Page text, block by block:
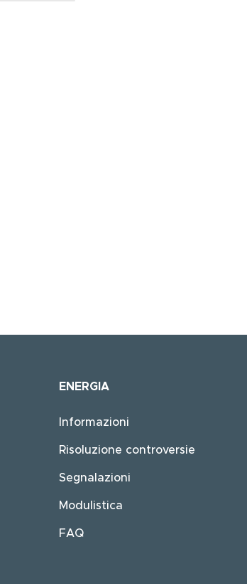
ENERGIA
Informazioni
Risoluzione controversie
Segnalazioni
Modulistica
FAQ